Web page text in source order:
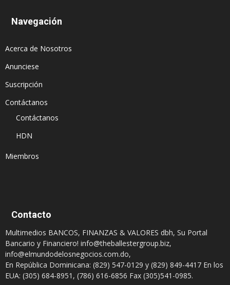
Navegación
Acerca de Nosotros
Anunciese
Suscripción
Contáctanos
Contáctanos
HDN
Miembros
Contacto
Multimedios BANCOS, FINANZAS & VALORES dbh, Su Portal
Bancario y Financiero! info@theballestergroup.biz,
info@elmundodelosnegocios.com.do,
En República Dominicana: (829) 547-0129 y (829) 849-4417 En los
EUA: (305) 684-8951, (786) 616-6856 Fax (305)541-0985.